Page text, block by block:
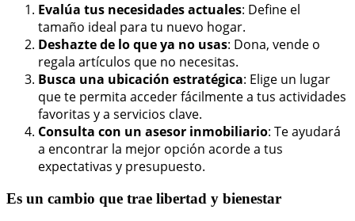
Evalúa tus necesidades actuales: Define el
tamaño ideal para tu nuevo hogar.
Deshazte de lo que ya no usas: Dona, vende o
regala artículos que no necesitas.
Busca una ubicación estratégica: Elige un lugar
que te permita acceder fácilmente a tus actividades
favoritas y a servicios clave.
Consulta con un asesor inmobiliario: Te ayudará
a encontrar la mejor opción acorde a tus
expectativas y presupuesto.
Es un cambio que trae libertad y bienestar